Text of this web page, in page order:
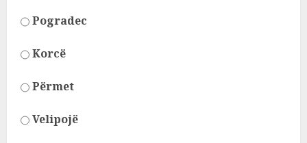
Pogradec
Korcë
Përmet
Velipojë